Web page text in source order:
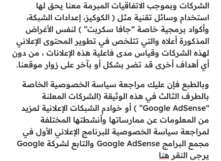
الشركات وبموجب الاتفاقيات المبرمة معنا يحق لها
استخدام وسائل تقنية مثل ( الكوكيز، إعدادات الشبكة،
وأكواد برمجية خاصة “جافا سكربت” ) لنفس الأغراض
المذكورة أعلاه والتي تتلخص في تطوير المحتوى الإعلاني
لهذه الشركات وقياس مدى فاعلية هذه الإعلانات ، من دون
أي أهداف أخرى قد تضر بشكل أو بآخر على زوار موقعنا.
وبالطبع فإن عليك مراجعة سياسة الخصوصية الخاصة
بالطرف الثالث في هذه الوثيقة (الشركات المعلنة
“Google AdSense” ) أو خوادم الشبكات الإعلانية لمزيد
من المعلومات عن ممارساتها وأنشطتها المختلفة
لمراجعة سياسة الخصوصية للبرنامج الإعلاني الأول في
مجمع البرامج Google AdSense والتابع لشركة Google
يرجى النقر هنا